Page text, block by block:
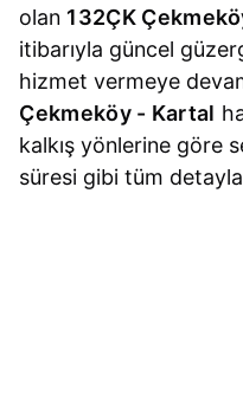
olan 132ÇK
itibarıyla güncel
hizmet vermeye
Çekmeköy - Kartal
kalkış yönlerine göre
süresi gibi tüm